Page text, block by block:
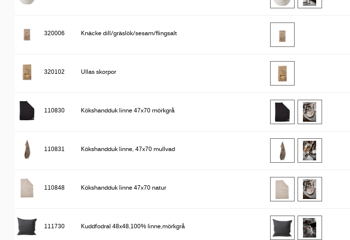
320006 Knäcke dill/gräslök/sesam/flingsalt
320102 Ullas skorpor
110830 Kökshandduk linne 47x70 mörkgrå
110831 Kökshandduk linne, 47x70 mullvad
110848 Kökshandduk linne 47x70 natur
111730 Kuddfodral 48x48,100% linne,mörkgrå